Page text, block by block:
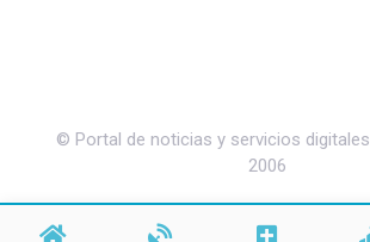
© Portal de noticias y servicios
2006